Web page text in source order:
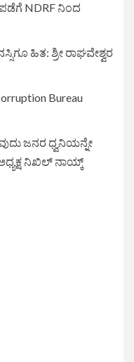
NDRF ನಿಂದ
ಹಿತ: ಶ್ರೀ ರಾಘವೇಶ್ವರ
Bureau
ಜನರ ಧ್ವನಿಯನ್ನೇ
ನಿಖಿಲ್ ನಾಯ್ಕ್